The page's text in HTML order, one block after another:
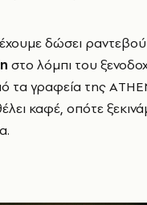
δώσει
στο λόμπι του
τα γραφεία της
καφέ, οπότε